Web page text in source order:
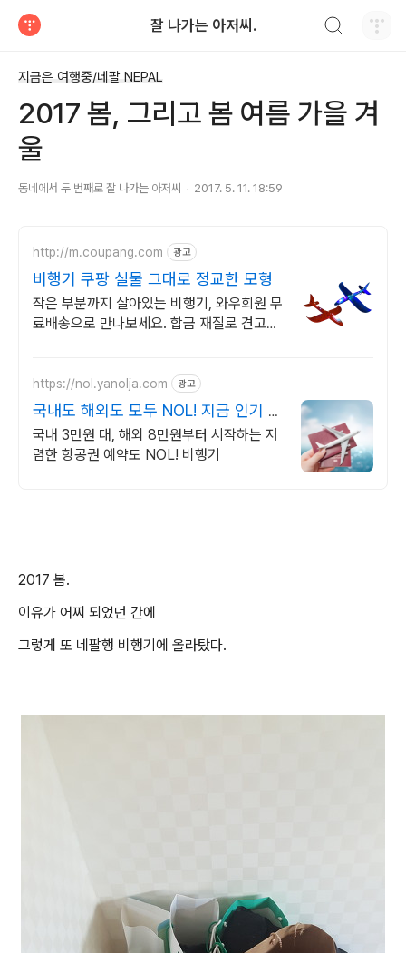
잘 나가는 아저씨.
지금은 여행중/네팔 NEPAL
2017 봄, 그리고 봄 여름 가을 겨
울
동네에서 두 번째로 잘 나가는 아저씨 2017. 5. 11. 18:59
http://m.coupang.com 광고
비행기 쿠팡 실물 그대로 정교한 모형
작은 부분까지 살아있는 비행기, 와우회원 무
료배송으로 만나보세요. 합금 재질로 견고함
https://nol.yanolja.com 광고
국내도 해외도 모두 NOL! 지금 인기 해
외노선 특가
국내 3만원 대, 해외 8만원부터 시작하는 저
렴한 항공권 예약도 NOL! 비행기
2017 봄.
이유가 어찌 되었던 간에
그렇게 또 네팔행 비행기에 올라탔다.